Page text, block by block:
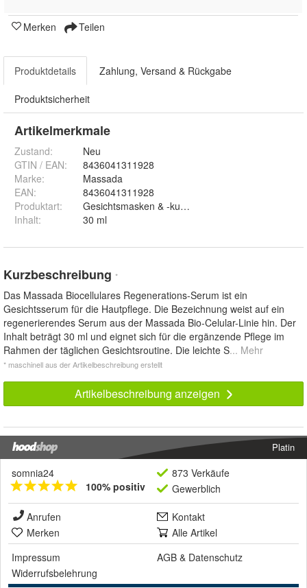
Merken Teilen
Produktdetails Zahlung, Versand & Rückgabe
Produktsicherheit
Artikelmerkmale
Zustand:
Neu
GTIN / EAN:
8436041311928
Marke:
Massada
EAN:
8436041311928
Produktart:
Gesichtsmasken & -kuren
Inhalt: 30 ml
Kurzbeschreibung *
Das Massada Biocellulares Regenerations-Serum ist ein
Gesichtsserum für die Hautpflege. Die Bezeichnung weist auf ein
regenerierendes Serum aus der Massada Bio-Celular-Linie hin. Der
Inhalt beträgt 30 ml und eignet sich für die ergänzende Pflege im
Rahmen der täglichen Gesichtsroutine. Die leichte S... Mehr
* maschinell aus der Artikelbeschreibung erstellt
Artikelbeschreibung anzeigen
Platin
somnia24
100% positiv
873 Verkäufe
Gewerblich
Anrufen
Kontakt
Merken
Alle Artikel
Impressum
AGB & Datenschutz
Widerrufsbelehrung